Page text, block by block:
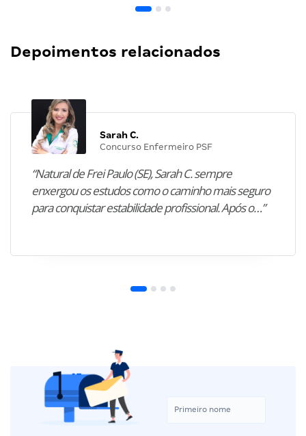
Depoimentos relacionados
Sarah C.
Concurso Enfermeiro PSF
“Natural de Frei Paulo (SE), Sarah C. sempre
enxergou os estudos como o caminho mais seguro
para conquistar estabilidade profissional. Após o…”